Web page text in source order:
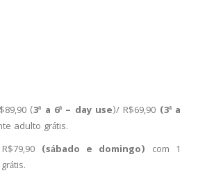
(3ª a 6ª – day use)/ R$69,90 (3ª a
adulto grátis.
(sábado e domingo) com 1